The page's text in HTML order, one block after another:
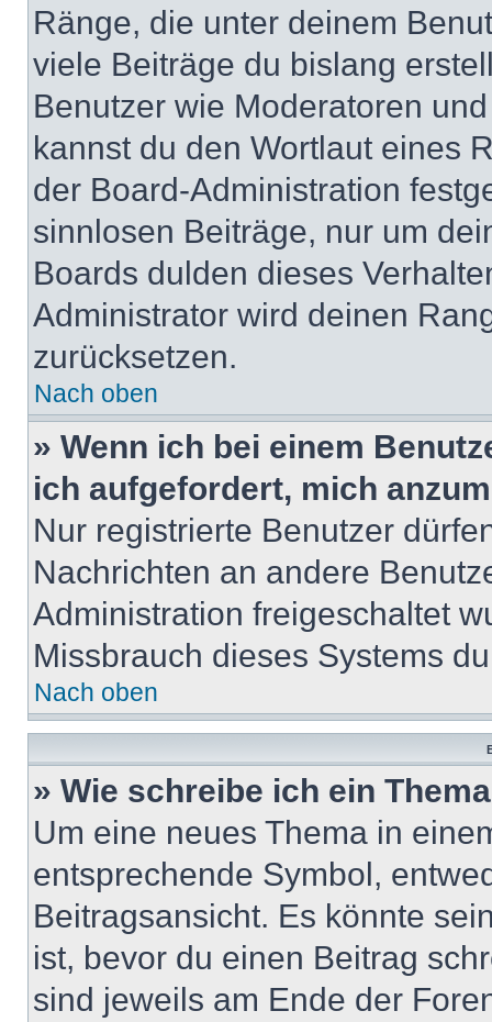
Ränge, die unter deinem
viele Beiträge du bislang
Benutzer wie Moderatoren
kannst du den Wortlaut eines
der Board-Administration
sinnlosen Beiträge, nur um
Boards dulden dieses
Administrator wird deinen
zurücksetzen.
Nach oben
» Wenn ich bei einem
ich aufgefordert, mich
Nur registrierte Benutzer
Nachrichten an andere
Administration freigeschaltet
Missbrauch dieses Systems
Nach oben
» Wie schreibe ich ein
Um eine neues Thema in
entsprechende Symbol,
Beitragsansicht. Es könnte
ist, bevor du einen Beitrag
sind jeweils am Ende der